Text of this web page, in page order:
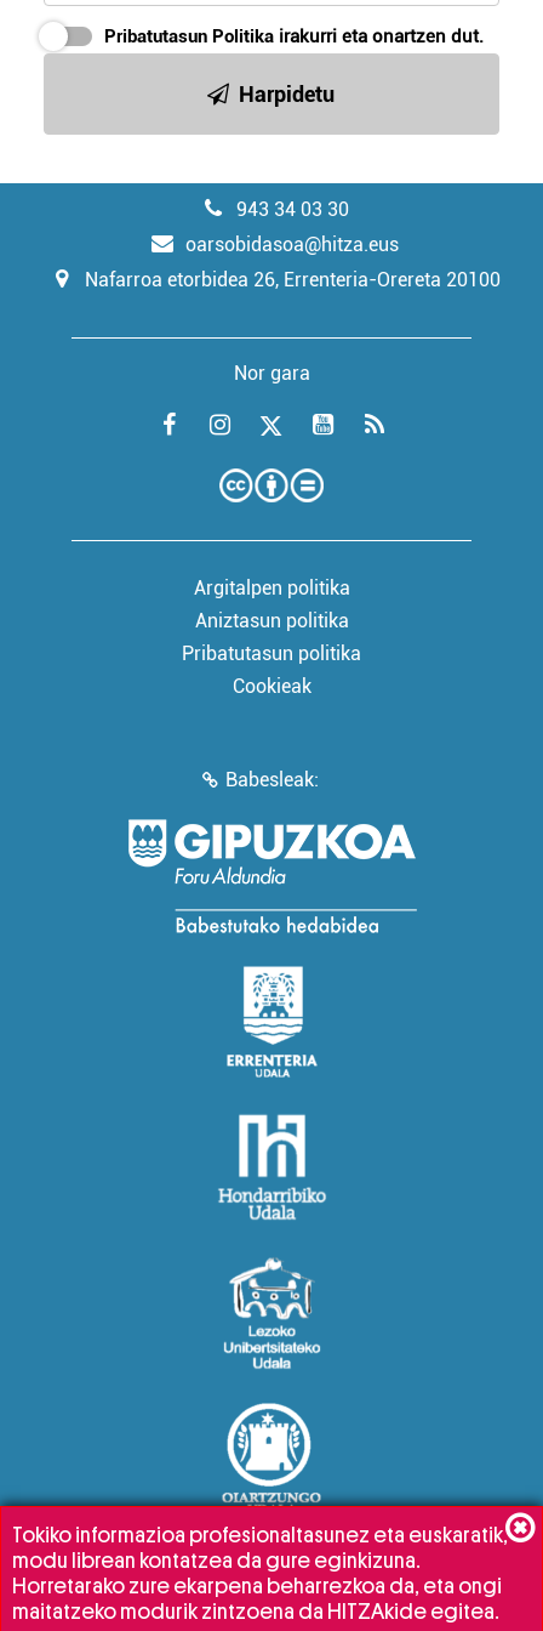
Pribatutasun Politika irakurri eta onartzen dut.
Harpidetu
943 34 03 30
oarsobidasoa@hitza.eus
Nafarroa etorbidea 26, Errenteria-Orereta 20100
Nor gara
Argitalpen politika
Aniztasun politika
Pribatutasun politika
Cookieak
Babesleak:
Tokiko informazioa profesionaltasunez eta euskaratik,
modu librean kontatzea da gure eginkizuna.
Horretarako zure ekarpena beharrezkoa da, eta ongi
maitatzeko modurik zintzoena da HITZAkide egitea.